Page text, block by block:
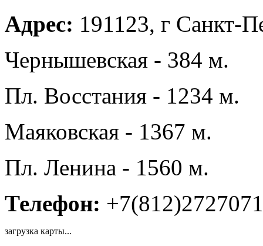
Адрес: 191123, г Санкт-
Чернышевская - 384 м.
Пл. Восстания - 1234 м.
Маяковская - 1367 м.
Пл. Ленина - 1560 м.
Телефон: +7(812)2727071
загрузка карты...